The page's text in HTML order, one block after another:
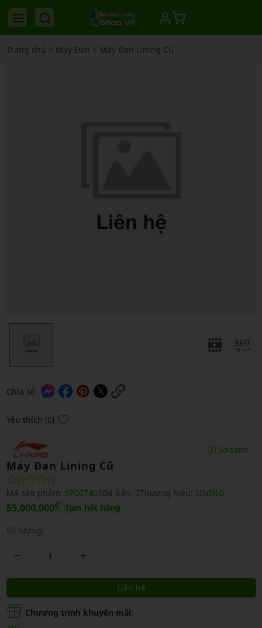
Trang chủ > Máy Đan > Máy Đan Lining Cũ
Chia sẻ
Yêu thích (0)
So sánh
Máy Đan Lining Cũ
Mã sản phẩm: SP007405Đã bán: 0Thương hiệu: LINING
85,000,000₫ Tạm hết hàng
Số lượng:
Liên hệ
Chương trình khuyến mãi: